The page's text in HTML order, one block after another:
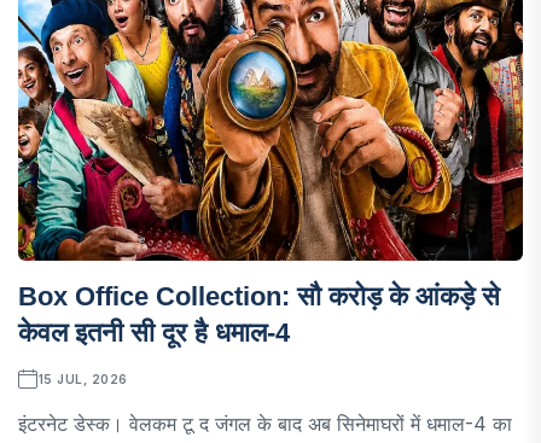
Box Office Collection: सौ करोड़ के आंकड़े से
केवल इतनी सी दूर है धमाल-4
15 JUL, 2026
इंटरनेट डेस्क। वेलकम टू द जंगल के बाद अब सिनेमाघरों में धमाल-4 का